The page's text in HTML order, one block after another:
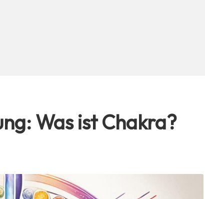
Was ist Chakra?